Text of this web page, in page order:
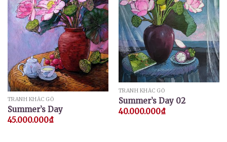
TRANH KHẮC GỖ
Summer’s Day
45.000.000₫
TRANH KHẮC GỖ
Summer’s Day 02
40.000.000₫